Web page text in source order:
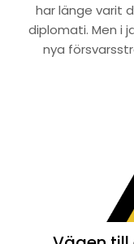
har länge varit
diplomati. Men i
nya